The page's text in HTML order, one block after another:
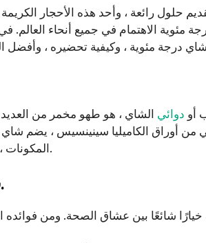
حلول رائعة ، وأحد هذه الأحجار
الاهتمام في جميع أنحاء العالم. في
أو دوائي
الشاي ، هو طهو مخمر من العديد
أوراق الكاميليا سينينسيس ، يضم
المكونات ، كل منها يساهم بخصائص فريدة.
فوائد شاي درجة مئوية.